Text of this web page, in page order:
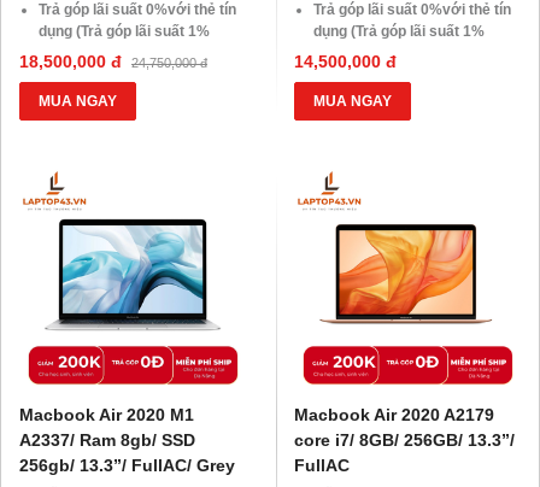
Trả góp lãi suất 0%với thẻ tín
dụng (Trả góp lãi suất 1%
HDsaison - chỉ cần CMND
BLX hoặc hộ khẩu gốc )
Giảm 20%khi nâng cấp Ram-
SSD
10.000 Voucher Giảm
Giá 500.000đ
18,500,000 đ 24,750,000 đ
MUA NGAY
Trả góp lãi suất 0%với thẻ tín
dụng (Trả góp lãi suất 1%
HDsaison - chỉ cần CMND
BLX hoặc hộ khẩu gốc )
Giảm 20%khi nâng cấp Ram-
SSD
10.000 Voucher Giảm
Giá 500.000đ
14,500,000 đ
MUA NGAY
Macbook Air 2020 M1
A2337/ Ram 8gb/ SSD
256gb/ 13.3”/ FullAC/ Grey
Macbook Air 2020 A2179
core i7/ 8GB/ 256GB/ 13.3”/
FullAC